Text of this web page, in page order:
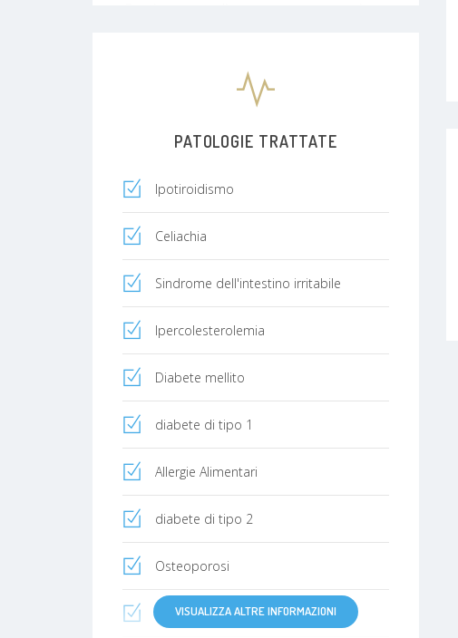
" Non è mai troppo tardi per essere ciò
che avresti voluto essere (George Elliot)"
PATOLOGIE TRATTATE
Ipotiroidismo
Celiachia
Sindrome dell'intestino irritabile
Ipercolesterolemia
Diabete mellito
diabete di tipo 1
Allergie Alimentari
diabete di tipo 2
Osteoporosi
Gastrite
VISUALIZZA ALTRE INFORMAZIONI